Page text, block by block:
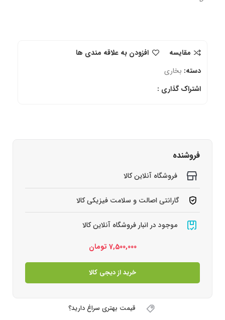
مقایسه
افزودن به علاقه مندی ها
دسته: بخاری
اشتراک گذاری :
فروشنده
فروشگاه آنلاین کالا
گارانتی اصالت و سلامت فیزیکی کالا
موجود در انبار فروشگاه آنلاین کالا
7,500,000 تومان
خرید از دیجی کالا
قیمت بهتری سراغ دارید؟